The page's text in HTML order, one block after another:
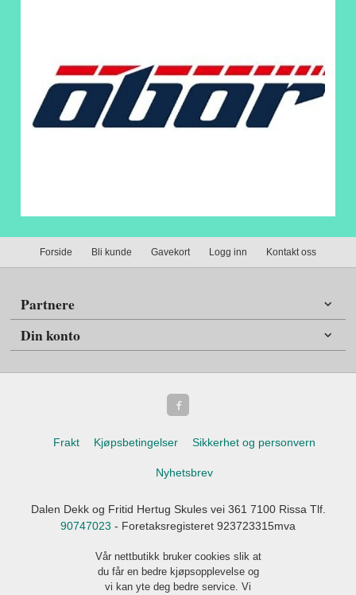
Forside Bli kunde Gavekort Logg inn Kontakt oss
Partnere
Din konto
Frakt Kjøpsbetingelser Sikkerhet og personvern
Nyhetsbrev
Dalen Dekk og Fritid Hertug Skules vei 361 7100 Rissa Tlf.
90747023 - Foretaksregisteret 923723315mva
Vår nettbutikk bruker cookies slik at
du får en bedre kjøpsopplevelse og
vi kan yte deg bedre service. Vi